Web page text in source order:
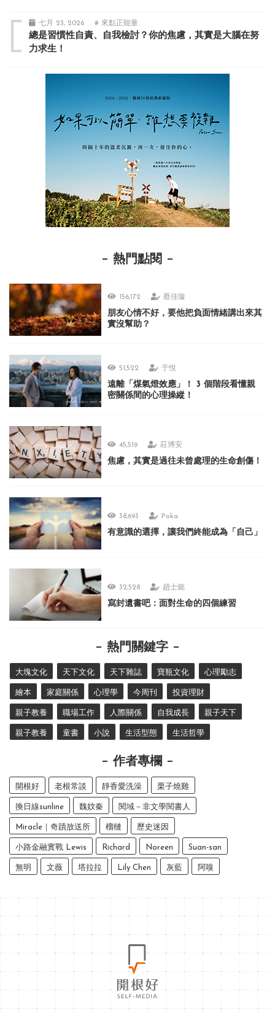
七月 23, 2026 # 來點正能量
總是習慣性自責、自我檢討？你的焦慮，其實是大腦在努
力求生！
熱門點閱
156,172 蔡佳璇
朋友心情不好，要他把負面情緒講出來其
實沒幫助？
51,522 于悅
遠離「煤氣燈效應」！ 3 個階段看懂親
密關係間的心理操縱！
45,519 莊博安
焦慮，其實是過往未曾處理的生命創傷！
38,693 Poka
有意識的選擇，讓我們終能成為「自己」
32,528 趙士懿
寫封遺書吧：面對生命的四個練習
熱門關鍵字
大塊文化 天下文化 天下雜誌 寶瓶文化 心理勵志
繪本 家庭關係 心理學 今周刊 投資理財
親子教養 職場工作 人際關係 自我成長 親子天下
親子教養 童書 小說 生活型態 生活哲學
作者專欄
開根好 老根常談 靜香愛洗澡 栗子燒雞
換日線sunline 魏妏秦 閱域－非文學閱書人
Miracle｜奇蹟放送所 榴槤 歷史迷因
小路金融實戰 Lewis Richard Noreen Suan-san
無明 文薇 塔拉拉 Lily Chen 灰藍 阿嗅